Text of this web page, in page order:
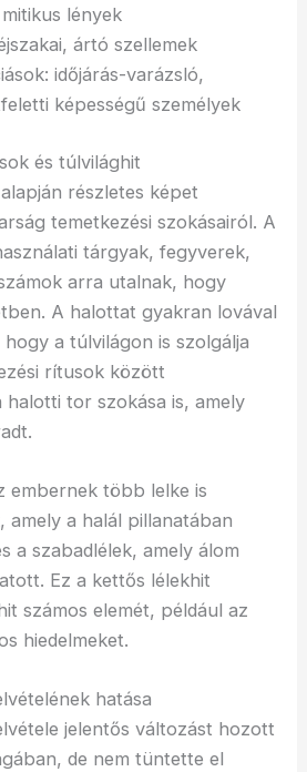
lények
ártó szellemek
időjárás-varázsló,
képességű személyek
és túlvilághit
részletes képet
temetkezési szokásairól. A
tárgyak, fegyverek,
arra utalnak, hogy
A halottat gyakran lovával
a túlvilágon is szolgálja
rítusok között
tor szokása is, amely
embernek több lelke is
amely a halál pillanatában
a szabadlélek, amely álom
Ez a kettős lélekhit
számos elemét, például az
hiedelmeket.
hatása
jelentős változást hozott
de nem tüntette el